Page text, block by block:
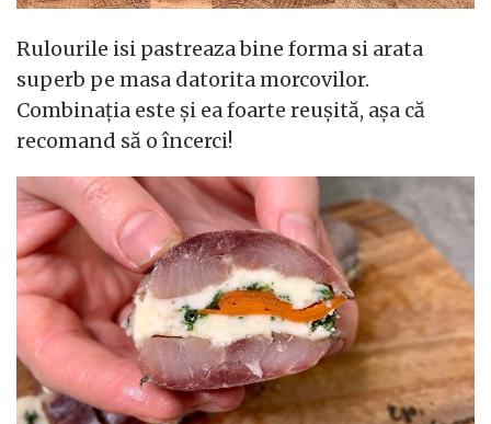
Rulourile isi pastreaza bine forma si arata
superb pe masa datorita morcovilor.
Combinația este și ea foarte reușită, așa că
recomand să o încerci!